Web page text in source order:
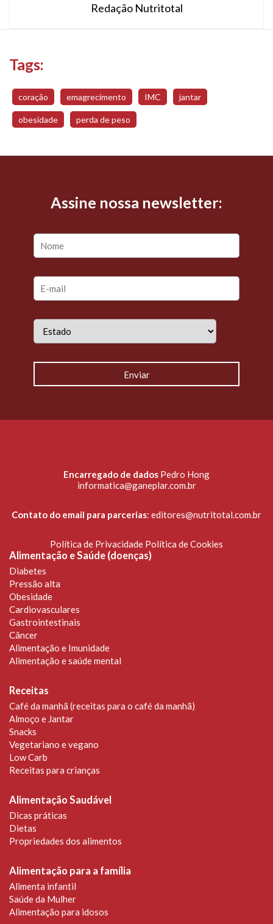
Redação Nutritotal
Tags:
coração emagrecimento IMC jantar
obesidade perda de peso
Assine nossa newsletter:
Encarregado de dados Pedro Hong
informatica@ganeplar.com.br
Contato do email para parcerias: editores@nutritotal.com.br
Política de Privacidade Política de Cookies
Alimentação e Saúde (doenças)
Diabetes
Pressão alta
Obesidade
Cardiovasculares
Gastrointestinais
Câncer
Alimentação e Imunidade
Alimentação e saúde mental
Receitas
Café da manhã (receitas para o café da manhã)
Almoço e Jantar
Snacks
Vegetariano e vegano
Low Carb
Receitas para crianças
Alimentação Saudável
Dicas práticas
Dietas
Propriedades dos alimentos
Alimentação para a família
Alimenta infantil
Saúde da Mulher
Alimentação para idosos